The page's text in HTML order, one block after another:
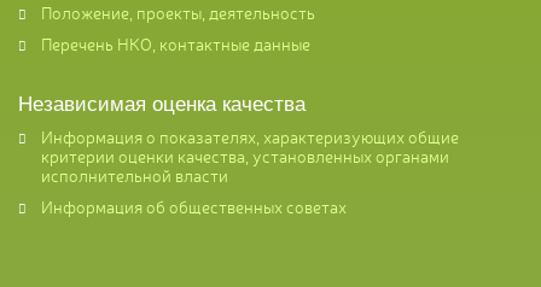
Положение, проекты, деятельность
Перечень НКО, контактные данные
Независимая оценка качества
Информация о показателях, характеризующих общие
критерии оценки качества, установленных органами
исполнительной власти
Информация об общественных советах